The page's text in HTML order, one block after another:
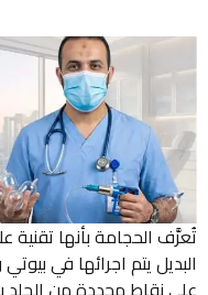
تُعرَّف الحجامة بأنها
البديل يتم اجرائها في